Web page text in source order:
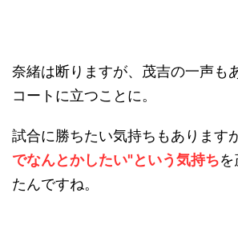
奈緒は断りますが、茂吉の一声も
コートに立つことに。
試合に勝ちたい気持ちもあります
でなんとかしたい"という気持ち
たんですね。